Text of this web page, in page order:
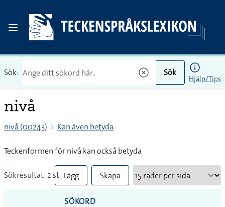
Sök: Sök
Hjälp/Tips
nivå
nivå (00243) Kan även betyda
Teckenformen för nivå kan också betyda
Sökresultat: 2 st Lägg
till
Skapa
SÖKORD